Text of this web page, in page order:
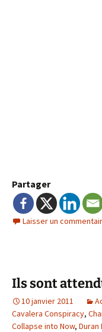
Partager
Laisser un
Ils sont
10 janvier 2011
Cavalera Conspiracy,
Collapse into Now, Duran